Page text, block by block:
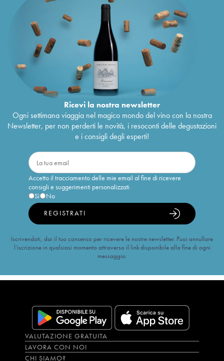
Ricevi la nostra newsletter
Ogni settimana viaggia nel magico mondo del vino con la nostra
Newsletter, per non perderti le novità, i resoconti delle degustazioni
e i consigli degli esperti!
Accetto il tracciamento delle mie email al fine di ricevere
consigli e suggerimenti personalizzati
Sì
No
REGISTRATI
Iscrivendoti, dai il tuo consenso per ricevere le nostre newsletter. Puoi annullare
l’iscrizione in qualsiasi momento attraverso il link disponibile alla fine di ogni
messaggio.
VALUTAZIONE GRATUITA
LAVORA CON NOI
CHI SIAMO?